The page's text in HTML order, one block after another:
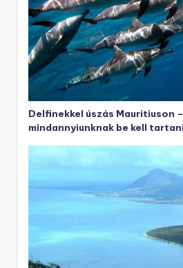
Delfinekkel úszás Mauritiuson
mindannyiunknak be kell tartani